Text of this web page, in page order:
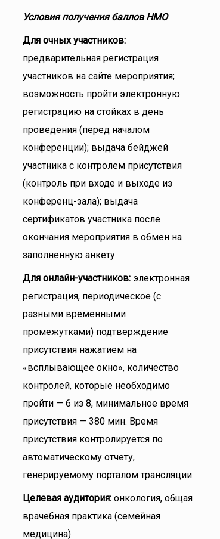
Условия получения баллов НМО
Для очных участников:
предварительная регистрация
участников на сайте мероприятия;
возможность пройти электронную
регистрацию на стойках в день
проведения (перед началом
конференции); выдача бейджей
участника с контролем присутствия
(контроль при входе и выходе из
конференц-зала); выдача
сертификатов участника после
окончания мероприятия в обмен на
заполненную анкету.
Для онлайн-участников: электронная
регистрация, периодическое (с
разными временными
промежутками) подтверждение
присутствия нажатием на
«всплывающее окно», количество
контролей, которые необходимо
пройти — 6 из 8, минимальное время
присутствия — 380 мин. Время
присутствия контролируется по
автоматическому отчету,
генерируемому порталом трансляции.
Целевая аудитория: онкология, общая
врачебная практика (семейная
медицина).